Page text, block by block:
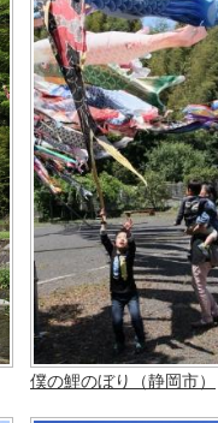
僕の鯉のぼり（静岡市）